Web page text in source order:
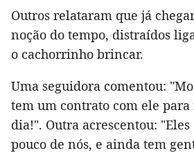
Outros relataram que já
noção do tempo, distraídos
o cachorrinho brincar.
Uma seguidora comentou:
tem um contrato com ele para
dia!". Outra acrescentou:
pouco de nós, e ainda tem